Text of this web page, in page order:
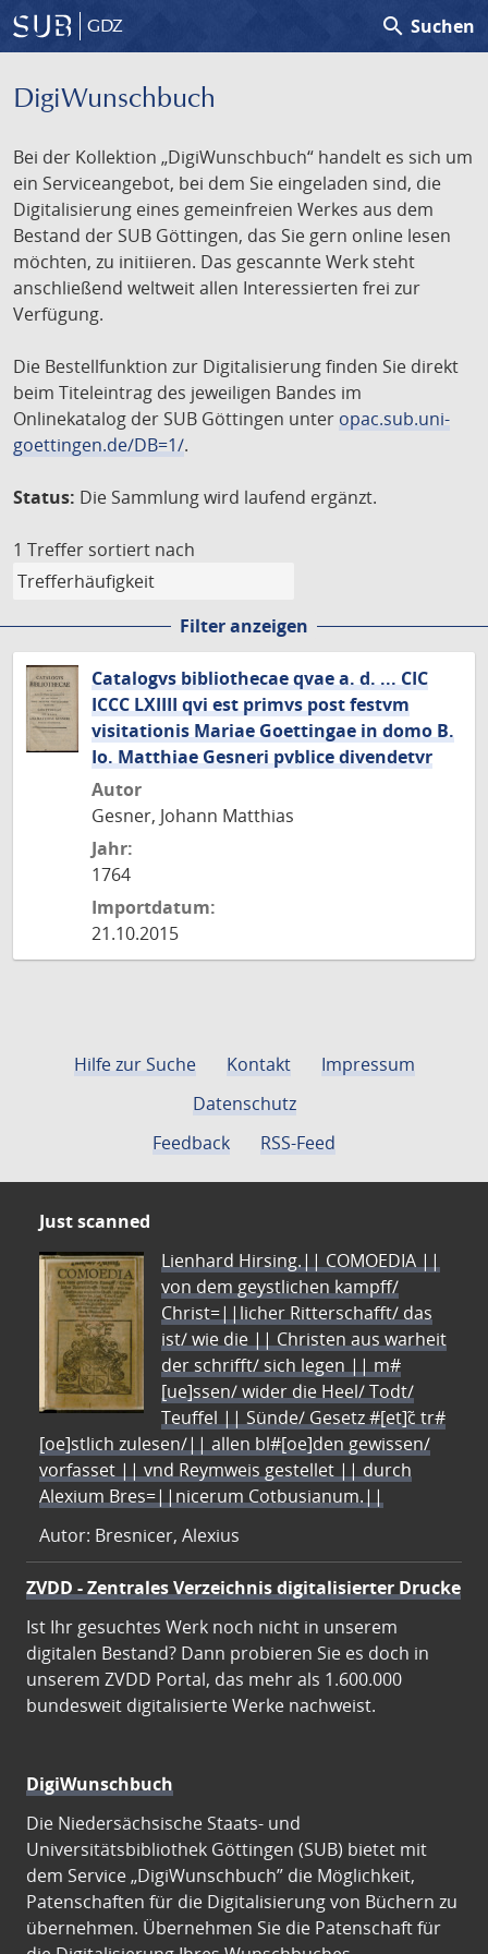
GDZ search Suchen
DigiWunschbuch
Bei der Kollektion „DigiWunschbuch“ handelt es sich um
ein Serviceangebot, bei dem Sie eingeladen sind, die
Digitalisierung eines gemeinfreien Werkes aus dem
Bestand der SUB Göttingen, das Sie gern online lesen
möchten, zu initiieren. Das gescannte Werk steht
anschließend weltweit allen Interessierten frei zur
Verfügung.
Die Bestellfunktion zur Digitalisierung finden Sie direkt
beim Titeleintrag des jeweiligen Bandes im
Onlinekatalog der SUB Göttingen unter opac.sub.uni-
goettingen.de/DB=1/.
Status: Die Sammlung wird laufend ergänzt.
1 Treffer sortiert nach
Filter anzeigen
Catalogvs bibliothecae qvae a. d. ... CIC
ICCC LXIIII qvi est primvs post festvm
visitationis Mariae Goettingae in domo B.
Io. Matthiae Gesneri pvblice divendetvr
Autor
Gesner, Johann Matthias
Jahr:
1764
Importdatum:
21.10.2015
Hilfe zur Suche Kontakt
Impressum
Datenschutz
Feedback
RSS-Feed
Just scanned
Lienhard Hirsing.|| COMOEDIA ||
von dem geystlichen kampff/
Christ=||licher Ritterschafft/ das
ist/ wie die || Christen aus warheit
der schrifft/ sich legen || m#
[ue]ssen/ wider die Heel/ Todt/
Teuffel || Sünde/ Gesetz #[et]c̃ tr#
[oe]stlich zulesen/|| allen bl#[oe]den gewissen/
vorfasset || vnd Reymweis gestellet || durch
Alexium Bres=||nicerum Cotbusianum.||
Autor: Bresnicer, Alexius
ZVDD - Zentrales Verzeichnis digitalisierter Drucke
Ist Ihr gesuchtes Werk noch nicht in unserem
digitalen Bestand? Dann probieren Sie es doch in
unserem ZVDD Portal, das mehr als 1.600.000
bundesweit digitalisierte Werke nachweist.
DigiWunschbuch
Die Niedersächsische Staats- und
Universitätsbibliothek Göttingen (SUB) bietet mit
dem Service „DigiWunschbuch” die Möglichkeit,
Patenschaften für die Digitalisierung von Büchern zu
übernehmen. Übernehmen Sie die Patenschaft für